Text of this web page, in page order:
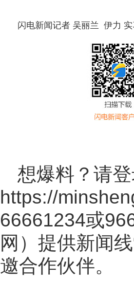
闪电新闻记者 吴丽兰 伊力
想爆料？请
https://
66661234或
网 ）提供新闻
邀合作伙伴。